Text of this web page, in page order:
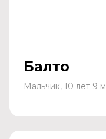
Балто
Мальчик, 10 лет 9